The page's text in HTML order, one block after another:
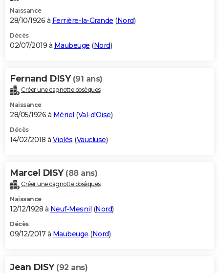
Naissance
28/10/1926 à Ferrière-la-Grande (Nord)
Décès
02/07/2019 à Maubeuge (Nord)
Fernand DISY (91 ans)
Créer une cagnotte obsèques
Naissance
28/05/1926 à Mériel (Val-d'Oise)
Décès
14/02/2018 à Violès (Vaucluse)
Marcel DISY (88 ans)
Créer une cagnotte obsèques
Naissance
12/12/1928 à Neuf-Mesnil (Nord)
Décès
09/12/2017 à Maubeuge (Nord)
Jean DISY (92 ans)